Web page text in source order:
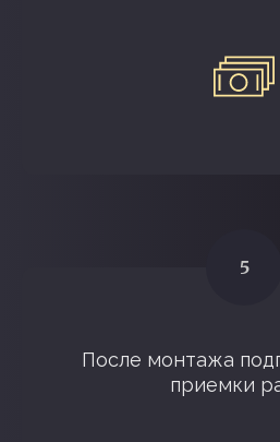
После монтажа
приемки